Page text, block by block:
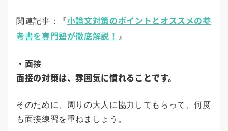
関連記事：『小論文対策のポイントとオススメの参
考書を専門塾が徹底解説！ 』
・面接
面接の対策は、雰囲気に慣れることです。
そのために、周りの大人に協力してもらって、何度
も面接練習を重ねましょう。